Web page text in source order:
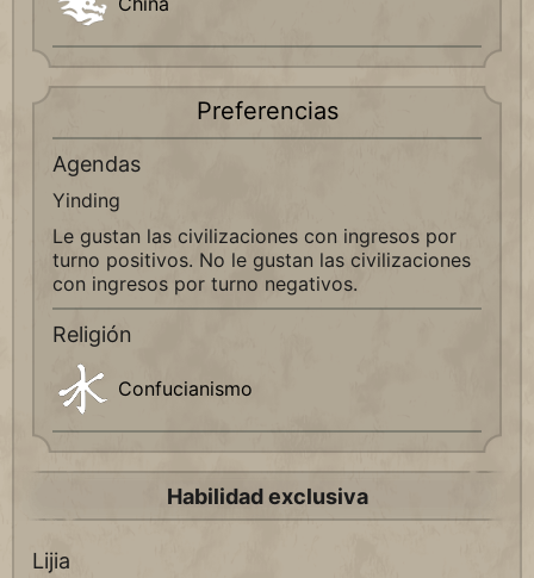
Preferencias
Agendas
Yinding
Le gustan las civilizaciones con ingresos por
turno positivos. No le gustan las civilizaciones
con ingresos por turno negativos.
Religión
Confucianismo
Habilidad exclusiva
Lijia